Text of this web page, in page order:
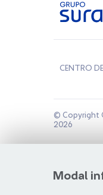
Modal
CENTRO
© Copyright
2026